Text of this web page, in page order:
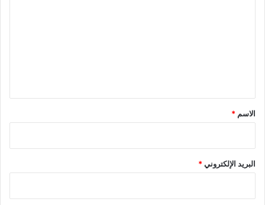
*
الاسم *
البريد الإلكتروني*